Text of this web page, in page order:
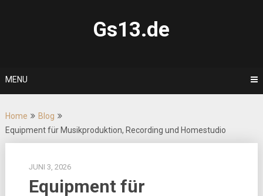
Gs13.de
MENU
Home
Blog
Equipment für Musikproduktion, Recording und Homestudio
JUNI 3, 2026
Equipment für